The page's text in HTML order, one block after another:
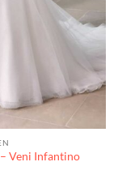
Veni Infantino